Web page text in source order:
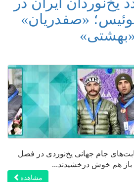
«صفدریان»
جام جهانی یخ‌نوردی در فصل
مشاهده